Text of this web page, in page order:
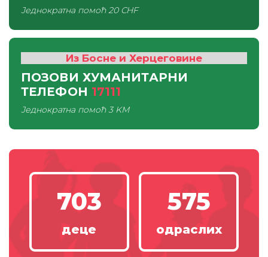
Једнократна помоћ20 CHF
Из Босне и Херцеговине
ПОЗОВИ ХУМАНИТАРНИ
ТЕЛЕФОН 17111
Једнократна помоћ3 KM
703
деце
575
одраслих